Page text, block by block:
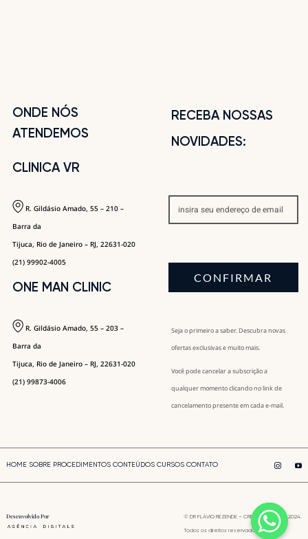
ONDE NÓS
ATENDEMOS
CLINICA VR
R. Gildásio Amado, 55 – 210 –
Barra da
Tijuca, Rio de Janeiro – RJ, 22631-020
(21) 99902-4005
ONE MAN CLINIC
R. Gildásio Amado, 55 – 203 –
Barra da
Tijuca, Rio de Janeiro – RJ, 22631-020
(21) 99873-4006
RECEBA NOSSAS
NOVIDADES:
CONFIRMAR
Seja o primeiro a saber. Descubra novas
ofertas exclusivas e muito mais.
Você pode cancelar a subscrição a
qualquer momento clicando no link de
cancelamento presente em cada e-mail.
HOME SOBRE PROCEDIMENTOS CONTEÚDOS CURSOS CONTATO
Desenvolvido Por © DR FLÁVIO REZENDE – CRM-RJ: 827797 – 2024.
Todos os direitos reservados.